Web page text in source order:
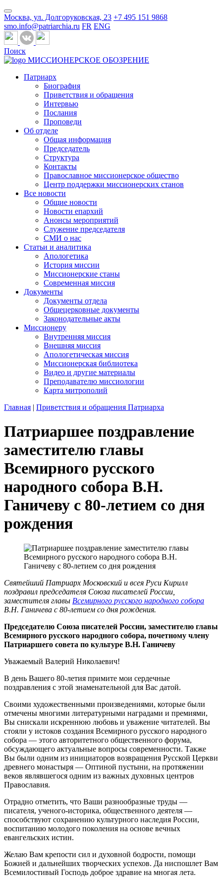
Москва, ул. Долгоруковская, 23 +7 495 151 9868
smo.info@patriarchia.ru FR ENG
Поиск
МИССИОНЕРСКОЕ ОБОЗРЕНИЕ
Патриарх
Биография
Приветствия и обращения
Интервью
Послания
Проповеди
Об отделе
Общая информация
Председатель
Структура
Контакты
Православное миссионерское общество
Центр поддержки миссионерских станов
Все новости
Общие новости
Новости епархий
Анонсы мероприятий
Служение председателя
СМИ о нас
Статьи и аналитика
Апологетика
История миссии
Миссионерские станы
Современная миссия
Документы
Документы отдела
Общецерковные документы
Законодательные акты
Миссионеру
Внутренняя миссия
Внешняя миссия
Апологетическая миссия
Миссионерская библиотека
Видео и другие материалы
Преподавателю миссиологии
Карта митрополий
Главная | Приветствия и обращения Патриарха
Патриаршее поздравление
заместителю главы
Всемирного русского
народного собора В.Н.
Ганичеву с 80-летием со дня
рождения
Святейший Патриарх Московский и всея Руси Кирилл
поздравил председателя Союза писателей России,
заместителя главы Всемирного русского народного собора
В.Н. Ганичева с 80-летием со дня рождения.
Председателю Союза писателей России, заместителю главы
Всемирного русского народного собора, почетному члену
Патриаршего совета по культуре В.Н. Ганичеву
Уважаемый Валерий Николаевич!
В день Вашего 80-летия примите мои сердечные
поздравления с этой знаменательной для Вас датой.
Своими художественными произведениями, которые были
отмечены многими литературными наградами и премиями,
Вы снискали искреннюю любовь и уважение читателей. Вы
стояли у истоков создания Всемирного русского народного
собора — этого авторитетного общественного форума,
обсуждающего актуальные вопросы современности. Также
Вы были одним из инициаторов возвращения Русской Церкви
древнего монастыря — Оптиной пустыни, на протяжении
веков являвшегося одним из важных духовных центров
Православия.
Отрадно отметить, что Ваши разнообразные труды —
писателя, ученого-историка, общественного деятеля —
способствуют сохранению культурного наследия России,
воспитанию молодого поколения на основе вечных
евангельских истин.
Желаю Вам крепости сил и духовной бодрости, помощи
Божией и дальнейших творческих успехов. Да ниспошлет Вам
Всемилостивый Господь доброе здравие на многая лета.